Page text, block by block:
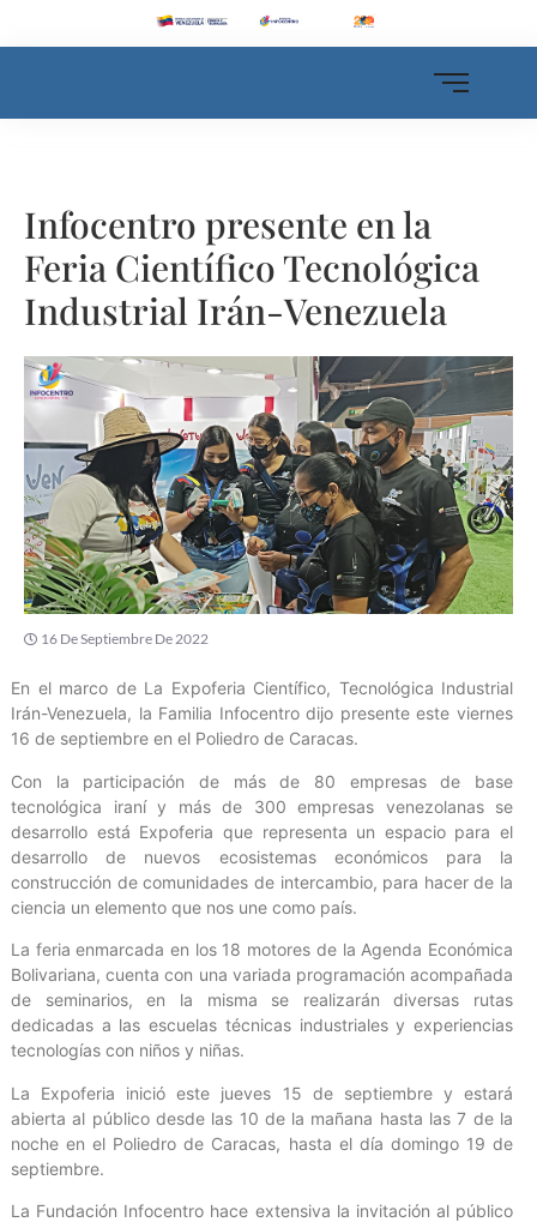
Infocentro presente en la
Feria Científico Tecnológica
Industrial Irán-Venezuela
16 De Septiembre De 2022
En el marco de La Expoferia Científico, Tecnológica Industrial
Irán-Venezuela, la Familia Infocentro dijo presente este viernes
16 de septiembre en el Poliedro de Caracas.
Con la participación de más de 80 empresas de base
tecnológica iraní y más de 300 empresas venezolanas se
desarrollo está Expoferia que representa un espacio para el
desarrollo de nuevos ecosistemas económicos para la
construcción de comunidades de intercambio, para hacer de la
ciencia un elemento que nos une como país.
La feria enmarcada en los 18 motores de la Agenda Económica
Bolivariana, cuenta con una variada programación acompañada
de seminarios, en la misma se realizarán diversas rutas
dedicadas a las escuelas técnicas industriales y experiencias
tecnologías con niños y niñas.
La Expoferia inició este jueves 15 de septiembre y estará
abierta al público desde las 10 de la mañana hasta las 7 de la
noche en el Poliedro de Caracas, hasta el día domingo 19 de
septiembre.
La Fundación Infocentro hace extensiva la invitación al público